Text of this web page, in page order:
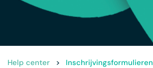
Help center > Inschrijvingsformulieren